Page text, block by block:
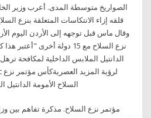
الصواريخ متوسطة المدى. أعرب وزير
قلقه إزاء الانتكاسات المتعلقة بنزع
وقال ماس قبل توجهه إلى الأردن اليوم
نزع السلاح مع 15 دولة أخرى
الدانتيل الملابس الداخلية لمكافحة
السلاح الأمومة
مؤتمر نزع السلاح. مذكرة تفاهم بين